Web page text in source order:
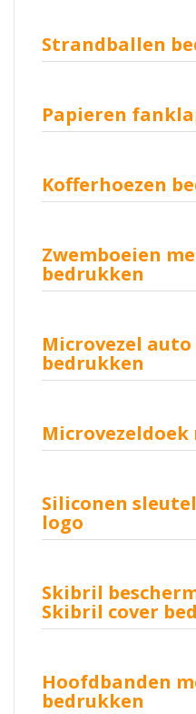
Strandballen
Papieren
Kofferhoezen
Zwemboeien
bedrukken
Microvezel auto
bedrukken
Siliconen
logo
Skibril
Skibril cover
Hoofdbanden
bedrukken